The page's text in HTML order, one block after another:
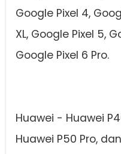
Google Pixel 4,
XL, Google Pixel 5,
Google Pixel 6 Pro.
Huawei - Huawei
Huawei P50 Pro,